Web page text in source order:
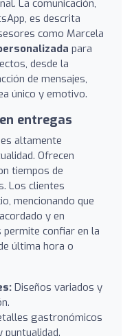
La comunicación,
es descrita
como Marcela
para
desde la
de mensajes,
único y emotivo.
entregas
es altamente
Ofrecen
tiempos de
Los clientes
mencionando que
y en
permite confiar en la
última hora o
Diseños variados y
gastronómicos